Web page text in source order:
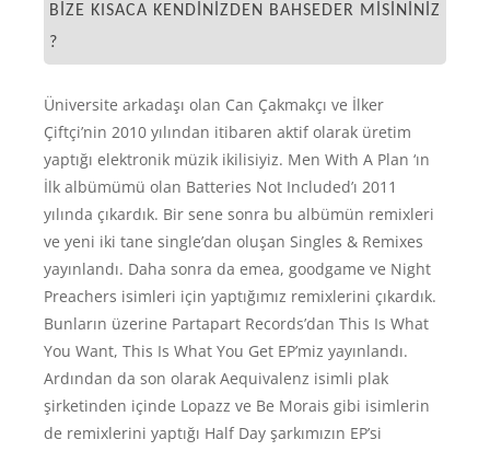
BIZE KISACA KENDINIZDEN BAHSEDER MISININIZ
?
Üniversite arkadaşı olan Can Çakmakçı ve İlker
Çiftçi’nin 2010 yılından itibaren aktif olarak üretim
yaptığı elektronik müzik ikilisiyiz. Men With A Plan ‘ın
İlk albümümü olan Batteries Not Included’ı 2011
yılında çıkardık. Bir sene sonra bu albümün remixleri
ve yeni iki tane single’dan oluşan Singles & Remixes
yayınlandı. Daha sonra da emea, goodgame ve Night
Preachers isimleri için yaptığımız remixlerini çıkardık.
Bunların üzerine Partapart Records’dan This Is What
You Want, This Is What You Get EP’miz yayınlandı.
Ardından da son olarak Aequivalenz isimli plak
şirketinden içinde Lopazz ve Be Morais gibi isimlerin
de remixlerini yaptığı Half Day şarkımızın EP’si